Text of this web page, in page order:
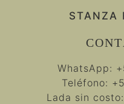
STANZA
WhatsApp:
Teléfono:
Lada sin costo: